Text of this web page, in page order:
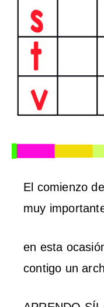
El comienzo
muy
en esta
contigo un